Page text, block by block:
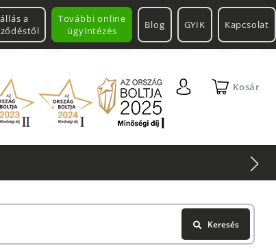
További online
ügyintézés
a
Blog GYIK Kapcsolat
Kosár
Keresés